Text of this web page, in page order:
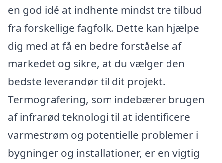
en god idé at indhente mindst tre tilbud
fra forskellige fagfolk. Dette kan hjælpe
dig med at få en bedre forståelse af
markedet og sikre, at du vælger den
bedste leverandør til dit projekt.
Termografering, som indebærer brugen
af infrarød teknologi til at identificere
varmestrøm og potentielle problemer i
bygninger og installationer, er en vigtig